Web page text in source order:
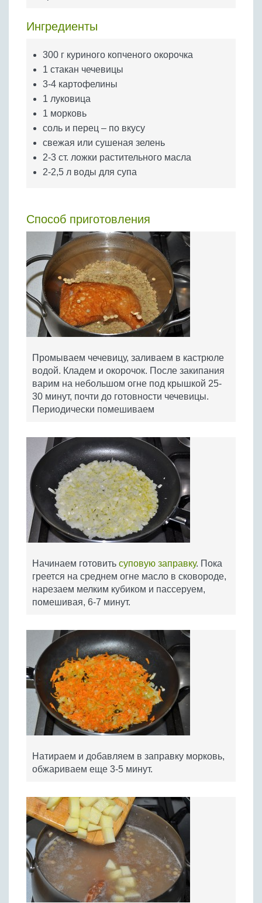
Яйца
Ингредиенты
300 г куриного копченого окорочка
1 стакан чечевицы
3-4 картофелины
1 луковица
1 морковь
соль и перец – по вкусу
свежая или сушеная зелень
2-3 ст. ложки растительного масла
2-2,5 л воды для супа
Способ приготовления
Промываем чечевицу, заливаем в кастрюле
водой. Кладем и окорочок. После закипания
варим на небольшом огне под крышкой 25-
30 минут, почти до готовности чечевицы.
Периодически помешиваем
Начинаем готовить суповую заправку. Пока
греется на среднем огне масло в сковороде,
нарезаем мелким кубиком и пассеруем,
помешивая, 6-7 минут.
Натираем и добавляем в заправку морковь,
обжариваем еще 3-5 минут.